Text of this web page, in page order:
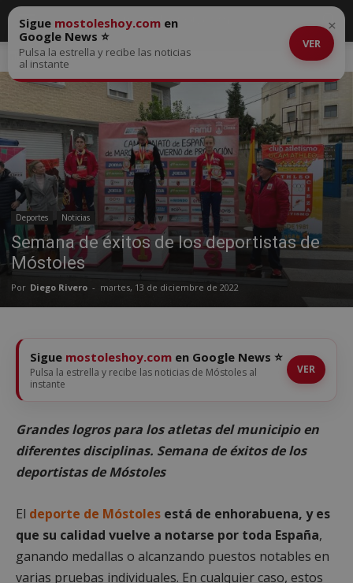
Inicio Deportes
Deportes Noticias
Semana de éxitos de los deportistas de
Móstoles
Por Diego Rivero - martes, 13 de diciembre de 2022
Sigue mostoleshoy.com en
Google News ⭐
Pulsa la estrella y recibe las noticias
al instante
VER
×
Sigue mostoleshoy.com en Google News ⭐
Pulsa la estrella y recibe las noticias de Móstoles al
instante
VER
Grandes logros para los atletas del municipio en
diferentes disciplinas. Semana de éxitos de los
deportistas de Móstoles
El deporte de Móstoles está de enhorabuena, y es
que su calidad vuelve a notarse por toda España,
ganando medallas o alcanzando puestos notables en
varias pruebas individuales. En cualquier caso, estos